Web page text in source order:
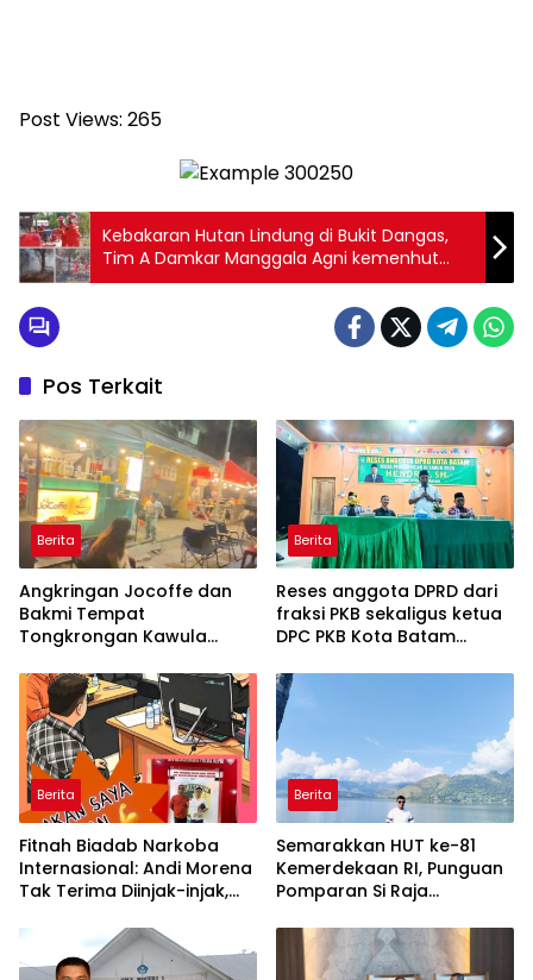
Post Views: 265
Kebakaran Hutan Lindung di Bukit Dangas,
Tim A Damkar Manggala Agni kemenhut
Batam berhasil padamkan api.
Pos Terkait
Berita
Angkringan Jocoffe dan
Bakmi Tempat
Tongkrongan Kawula
Pematangsiantar
Berita
Reses anggota DPRD dari
fraksi PKB sekaligus ketua
DPC PKB Kota Batam
usulan Warga Patam
Indah Minta Jalan,
Ambulans, dan Sarana
Olahraga
Berita
Fitnah Biadab Narkoba
Internasional: Andi Morena
Tak Terima Diinjak-injak,
Penyebar Hoaks ke Polda
Kepri!
Berita
Semarakkan HUT ke-81
Kemerdekaan RI, Punguan
Pomparan Si Raja
Gelar Berbagai
Perlombaan